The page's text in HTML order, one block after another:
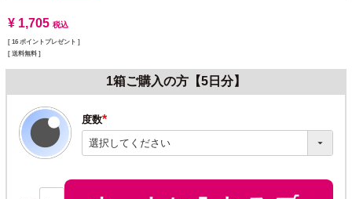
¥ 1,705 税込
[ 16 ポイントプレゼント ]
送料無料
1箱ご購入の方【5日分】
度数
(必
須)